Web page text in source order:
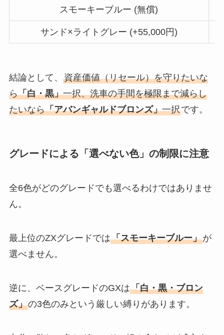
スモーキーブルー (無償)
サンド×ライトグレー (+55,000円)
結論として、 資産価値（リセール）を守りたいな
ら「白・黒」一択、洗車の手間を極限まで減らし
たいなら「アバンギャルドブロンズ」一択です。
グレードによる「選べない色」の制限に注意
全6色がどのグレードでも選べるわけではありませ
ん。
最上位のZXグレードでは「スモーキーブルー」が
選べません。
逆に、ベースグレードのGXは「白・黒・ブロン
ズ」の3色のみという厳しい縛りがあります。